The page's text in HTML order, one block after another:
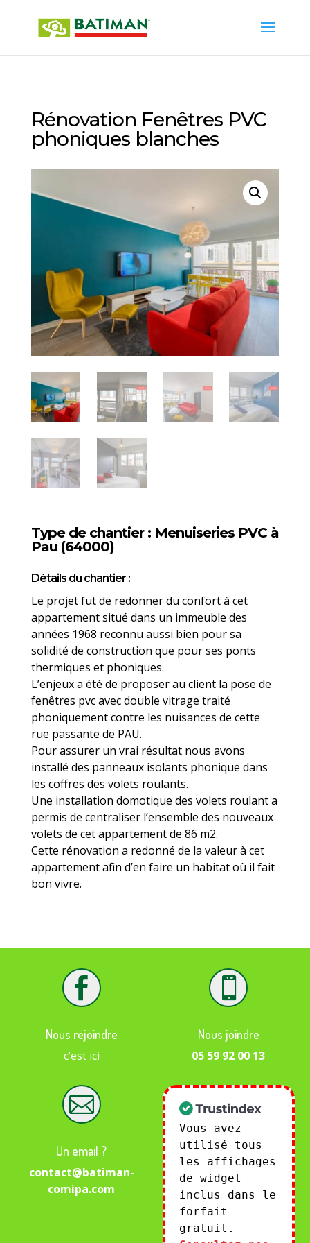
Rénovation Fenêtres PVC
phoniques blanches
Type de chantier : Menuiseries PVC à
Pau (64000)
Détails du chantier :
Le projet fut de redonner du confort à cet
appartement situé dans un immeuble des
années 1968 reconnu aussi bien pour sa
solidité de construction que pour ses ponts
thermiques et phoniques.
L’enjeux a été de proposer au client la pose de
fenêtres pvc avec double vitrage traité
phoniquement contre les nuisances de cette
rue passante de PAU.
Pour assurer un vrai résultat nous avons
installé des panneaux isolants phonique dans
les coffres des volets roulants.
Une installation domotique des volets roulant a
permis de centraliser l’ensemble des nouveaux
volets de cet appartement de 86 m2.
Cette rénovation a redonné de la valeur à cet
appartement afin d’en faire un habitat où il fait
bon vivre.

Nous rejoindre
c’est ici

Nous joindre
05 59 92 00 13

Un email ?
contact@batiman-
comipa.com
Vous avez
utilisé tous
les affichages
de widget
inclus dans le
forfait
gratuit.